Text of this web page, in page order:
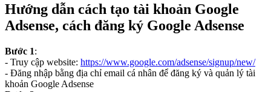
Hướng dẫn cách tạo tài khoản Google
Adsense, cách đăng ký Google Adsense
Bước 1:
- Truy cập website: https://www.google.com/adsense/signup/new/
- Đăng nhập bằng địa chỉ email cá nhân để đăng ký và quản lý tài
khoản Google Adsense